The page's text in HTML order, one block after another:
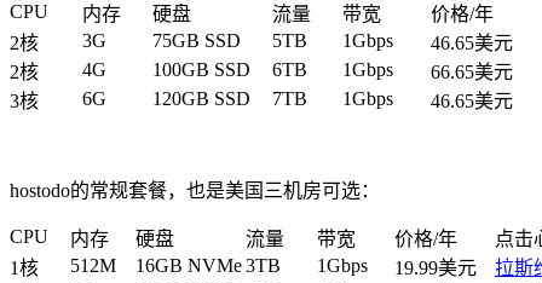
CPU 内存 硬盘 流量 带宽
价格/年
2核
3G 75GB SSD 5TB 1Gbps
46.65美元
2核
4G 100GB SSD 6TB 1Gbps
66.65美元
3核
6G 120GB SSD 7TB 1Gbps 46.65美元
hostodo的常规套餐，也是美国三机房可选：
CPU 内存 硬盘 流量 带宽 价格/年
点击
1核
512M 16GB NVMe3TB 1Gbps 19.99美元
拉斯